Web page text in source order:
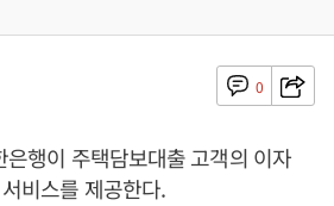
0
행이 주택담보대출 고객의 이자
비스를 제공한다.